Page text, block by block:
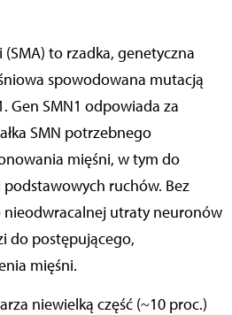
to rzadka, genetyczna
spowodowana mutacją
Gen SMN1 odpowiada za
SMN potrzebnego
mięśni, w tym do
podstawowych ruchów. Bez
utraty neuronów
do postępującego,
mięśni.
niewielką część (~10 proc.)